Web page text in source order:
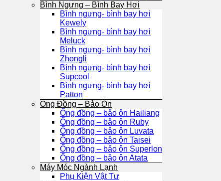
Bình Ngưng – Bình Bay Hơi
Bình ngưng- bình bay hơi
Kewely
Bình ngưng- bình bay hơi
Meluck
Bình ngưng- bình bay hơi
Zhongli
Bình ngưng- bình bay hơi
Supcool
Bình ngưng- bình bay hơi
Patton
Ống Đồng – Bảo Ôn
Ống đồng – bảo ôn Hailiang
Ống đồng – bảo ôn Ruby
Ống đồng – bảo ôn Luvata
Ống đồng – bảo ôn Taisei
Ống đồng – bảo ôn Superlon
Ống đồng – bảo ôn Atata
Máy Móc Ngành Lạnh
Phụ Kiện Vật Tư